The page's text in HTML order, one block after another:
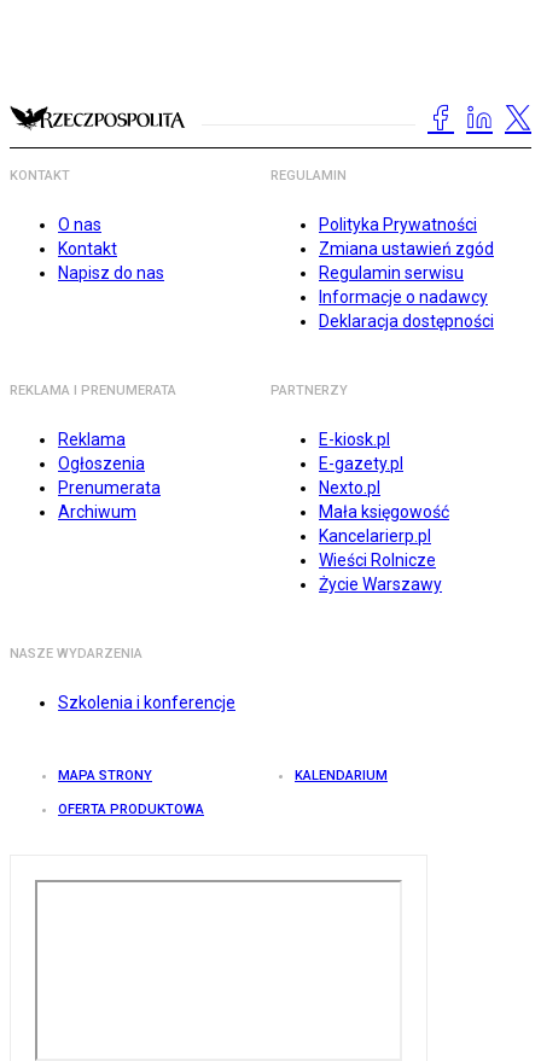
KONTAKT
O nas
Kontakt
Napisz do nas
REGULAMIN
Polityka Prywatności
Zmiana ustawień zgód
Regulamin serwisu
Informacje o nadawcy
Deklaracja dostępności
REKLAMA I PRENUMERATA
Reklama
Ogłoszenia
Prenumerata
Archiwum
PARTNERZY
E-kiosk.pl
E-gazety.pl
Nexto.pl
Mała księgowość
Kancelarierp.pl
Wieści Rolnicze
Życie Warszawy
NASZE WYDARZENIA
Szkolenia i konferencje
MAPA STRONY KALENDARIUM
OFERTA PRODUKTOWA